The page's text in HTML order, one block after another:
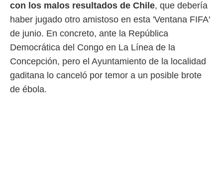
con los malos resultados de Chile, que debería
haber jugado otro amistoso en esta 'Ventana FIFA'
de junio. En concreto, ante la República
Democrática del Congo en La Línea de la
Concepción, pero el Ayuntamiento de la localidad
gaditana lo canceló por temor a un posible brote
de ébola.